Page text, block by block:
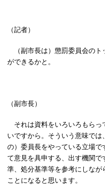
（記者）
（副市長は）懲罰委員会のト
ができるかと。
（副市長）
それは資料をいろいろもらっ
いですから。そういう意味で
の）委員長をやっている立場
て意見を具申する、出す機関
準、処分基準等を参考にしなが
ことになると思います。